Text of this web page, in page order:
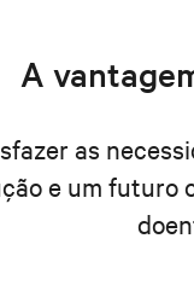
A
as
e um futuro